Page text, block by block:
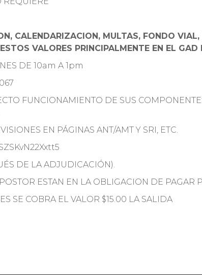
CALENDARIZACION, MULTAS, FONDO
VALORES PRINCIPALMENTE EN EL GAD
DE 10am A 1pm
FUNCIONAMIENTO DE SUS
EN PÁGINAS ANT/AMT Y SRI, ETC.
DE LA ADJUDICACIÓN).
ESTAN EN LA OBLIGACION DE PAGAR
SE COBRA EL VALOR $15.00 LA SALIDA